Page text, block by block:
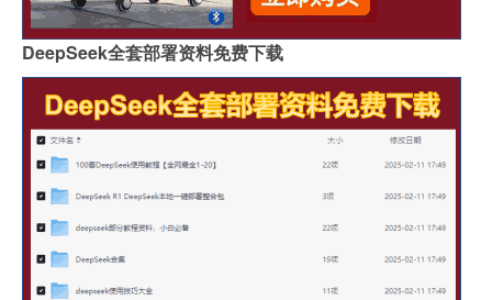
DeepSeek全套部署资料免费下载